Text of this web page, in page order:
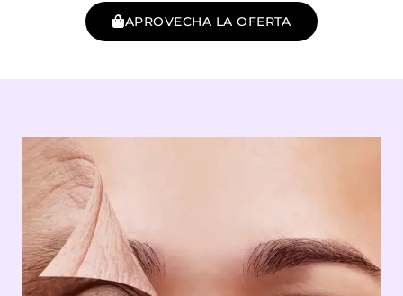
APROVECHA LA OFERTA